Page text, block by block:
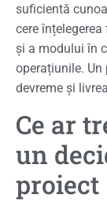
suficientă
cere
și a modului în
operațiunile.
devreme și
Ce ar
un
proiect